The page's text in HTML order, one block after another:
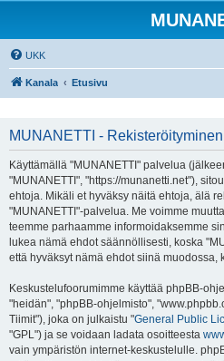
UKK
Kanala Etusivu
MUNANETTI - Rekisteröityminen
Käyttämällä "MUNANETTI" palvelua
"MUNANETTI", "https://munanetti.net"),
ehtoja. Mikäli et hyväksy näitä ehtoja, älä
"MUNANETTI"-palvelua. Me voimme
teemme parhaamme informoidaksemme
lukea nämä ehdot säännöllisesti, koska
että hyväksyt nämä ehdot siinä muodossa,
Keskustelufoorumimme käyttää phpBB-
"heidän", "phpBB-ohjelmisto",
Tiimit"), joka on julkaistu "General Public
"GPL") ja se voidaan ladata osoitteesta
vain ympäristön internet-keskustelulle.